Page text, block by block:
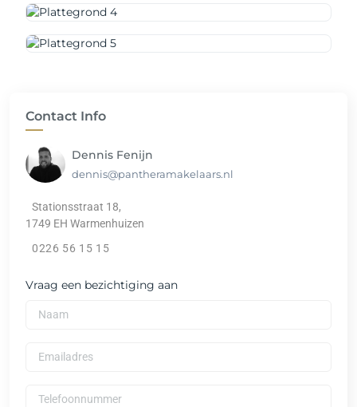
Contact Info
Dennis Fenijn
dennis@pantheramakelaars.nl
Stationsstraat 18,
1749 EH Warmenhuizen
0226 56 15 15
Vraag een bezichtiging aan